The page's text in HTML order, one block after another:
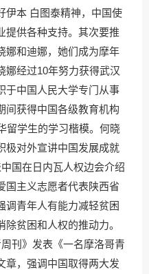
伊本 白图泰精神，中国使
提供各种支持。其次要推
娜和迪娜，她们成为摩年
娜经过10年努力获得武汉
于中国人民大学专门从事
间获得中国各级教育机构
留学生的学习楷模。何晓
极对外宣讲中国发展成就
国在日内瓦人权边会介绍
国主义志愿者代表陕西省
调青年人有能力减轻贫困
贫困和人权的推动力。
刊》发表《一名摩洛哥青
章，强调中国取得两大发